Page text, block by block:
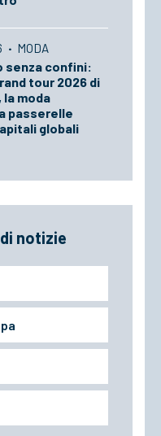
· MODA
senza confini:
tour 2026 di
la moda
passerelle
globali
notizie